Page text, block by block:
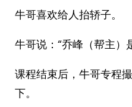
牛哥喜欢给人抬轿子。
牛哥说：“乔峰（帮主）
课程结束后，牛哥专程
下。